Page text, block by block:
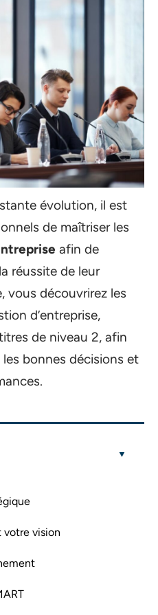
évolution, il est
de maîtriser les
afin de
réussite de leur
vous découvrirez les
d’entreprise,
de niveau 2, afin
bonnes décisions et
votre vision